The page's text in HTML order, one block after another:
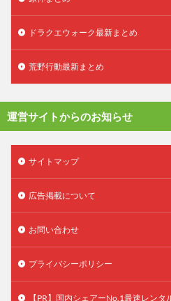
ドラクエウォーク最新まとめ
荒野行動最新まとめ
運営サイトからのお知らせ
サイトマップ
広告掲載について
お問い合わせ
プライバシーポリシー
【PR】国内シェアーNo.1最速レンタ